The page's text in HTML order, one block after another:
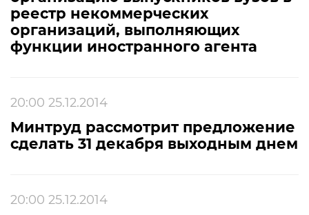
реестр некоммерческих
организаций, выполняющих
функции иностранного агента
20:00 25.12.2014
Минтруд рассмотрит предложение
сделать 31 декабря выходным днем
20:00 25.12.2014